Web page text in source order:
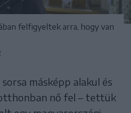
felfigyeltek arra, hogy van
másképp alakul és
nő fel – tettük